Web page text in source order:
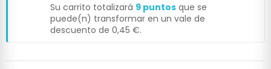
Su carrito totalizará 9 puntos que se
puede(n) transformar en un vale de
descuento de 0,45 €.